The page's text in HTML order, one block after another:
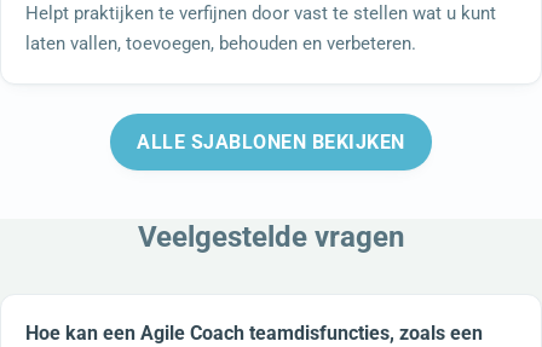
Helpt praktijken te verfijnen door vast te stellen wat u kunt
laten vallen, toevoegen, behouden en verbeteren.
ALLE SJABLONEN BEKIJKEN
Veelgestelde vragen
Hoe kan een Agile Coach teamdisfuncties, zoals een